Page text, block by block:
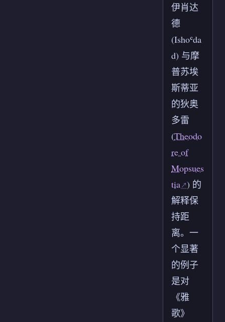
伊肖达
德
(Ishoʿda
d) 与摩
普苏埃
斯蒂亚
的狄奥
多雷
(Theodo
re of
Mopsues
tia ) 的
解释保
持距
离。一
个显著
的例子
是对
《雅
歌》